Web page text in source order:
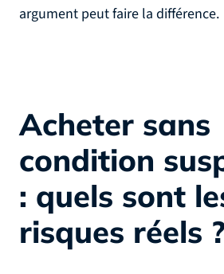
argument peut faire la différence.
Acheter sans
condition
: quels sont
risques réels